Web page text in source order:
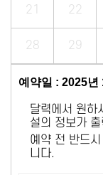
21 22
28 29
예약일 : 2025년
달력에서 원하
설의 정보가
예약 전 반드
니다.